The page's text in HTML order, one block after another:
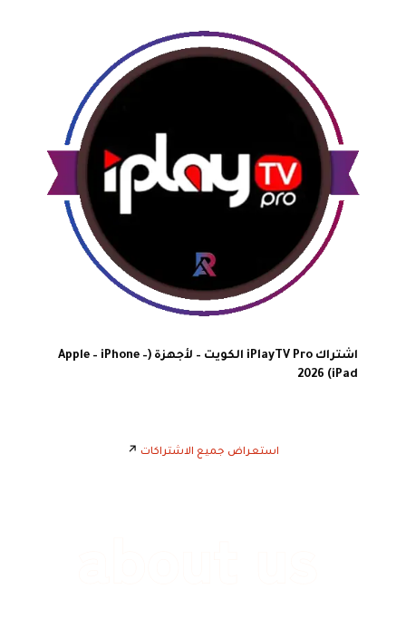
اشتراك iPlayTV Pro الكويت – لأجهزة (Apple – iPhone –
iPad) 2026
استعراض جميع الاشتراكات ↗️